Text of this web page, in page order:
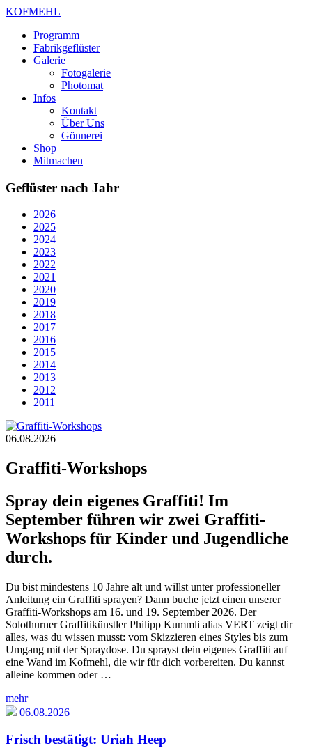
KOFMEHL
Programm
Fabrikgeflüster
Galerie
Fotogalerie
Photomat
Infos
Kontakt
Über Uns
Gönnerei
Shop
Mitmachen
Geflüster nach Jahr
2026
2025
2024
2023
2022
2021
2020
2019
2018
2017
2016
2015
2014
2013
2012
2011
06.08.2026
Graffiti-Workshops
Spray dein eigenes Graffiti! Im
September führen wir zwei Graffiti-
Workshops für Kinder und Jugendliche
durch.
Du bist mindestens 10 Jahre alt und willst unter professioneller
Anleitung ein Graffiti sprayen? Dann buche jetzt einen unserer
Graffiti-Workshops am 16. und 19. September 2026. Der
Solothurner Graffitikünstler Philipp Kummli alias VERT zeigt dir
alles, was du wissen musst: vom Skizzieren eines Styles bis zum
Umgang mit der Spraydose. Du sprayst dein eigenes Graffiti auf
eine Wand im Kofmehl, die wir für dich vorbereiten. Du kannst
alleine kommen oder …
mehr
06.08.2026
Frisch bestätigt: Uriah Heep